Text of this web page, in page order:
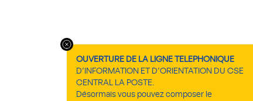
OUVERTURE DE LA LIGNE TELEPHONIQUE
D’INFORMATION ET D’ORIENTATION DU CSE
CENTRAL LA POSTE.
Désormais vous pouvez composer le